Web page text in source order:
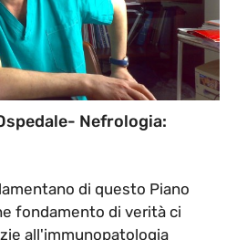
Nefrologia:
di questo Piano
fondamento di verità ci
all'immunopatologia